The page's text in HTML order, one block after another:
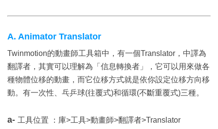
A. Animator Translator
Twinmotion的動畫師工具箱中，有一個Translator，中譯為
翻譯者，其實可以理解為「信息轉換者」，它可以用來做各
種物體位移的動畫，而它位移方式就是依你設定位移方向移
動。有一次性、乓乒球(往覆式)和循環(不斷重覆式)三種。
a- 工具位置 ：庫>工具>動畫師>翻譯者>Translator